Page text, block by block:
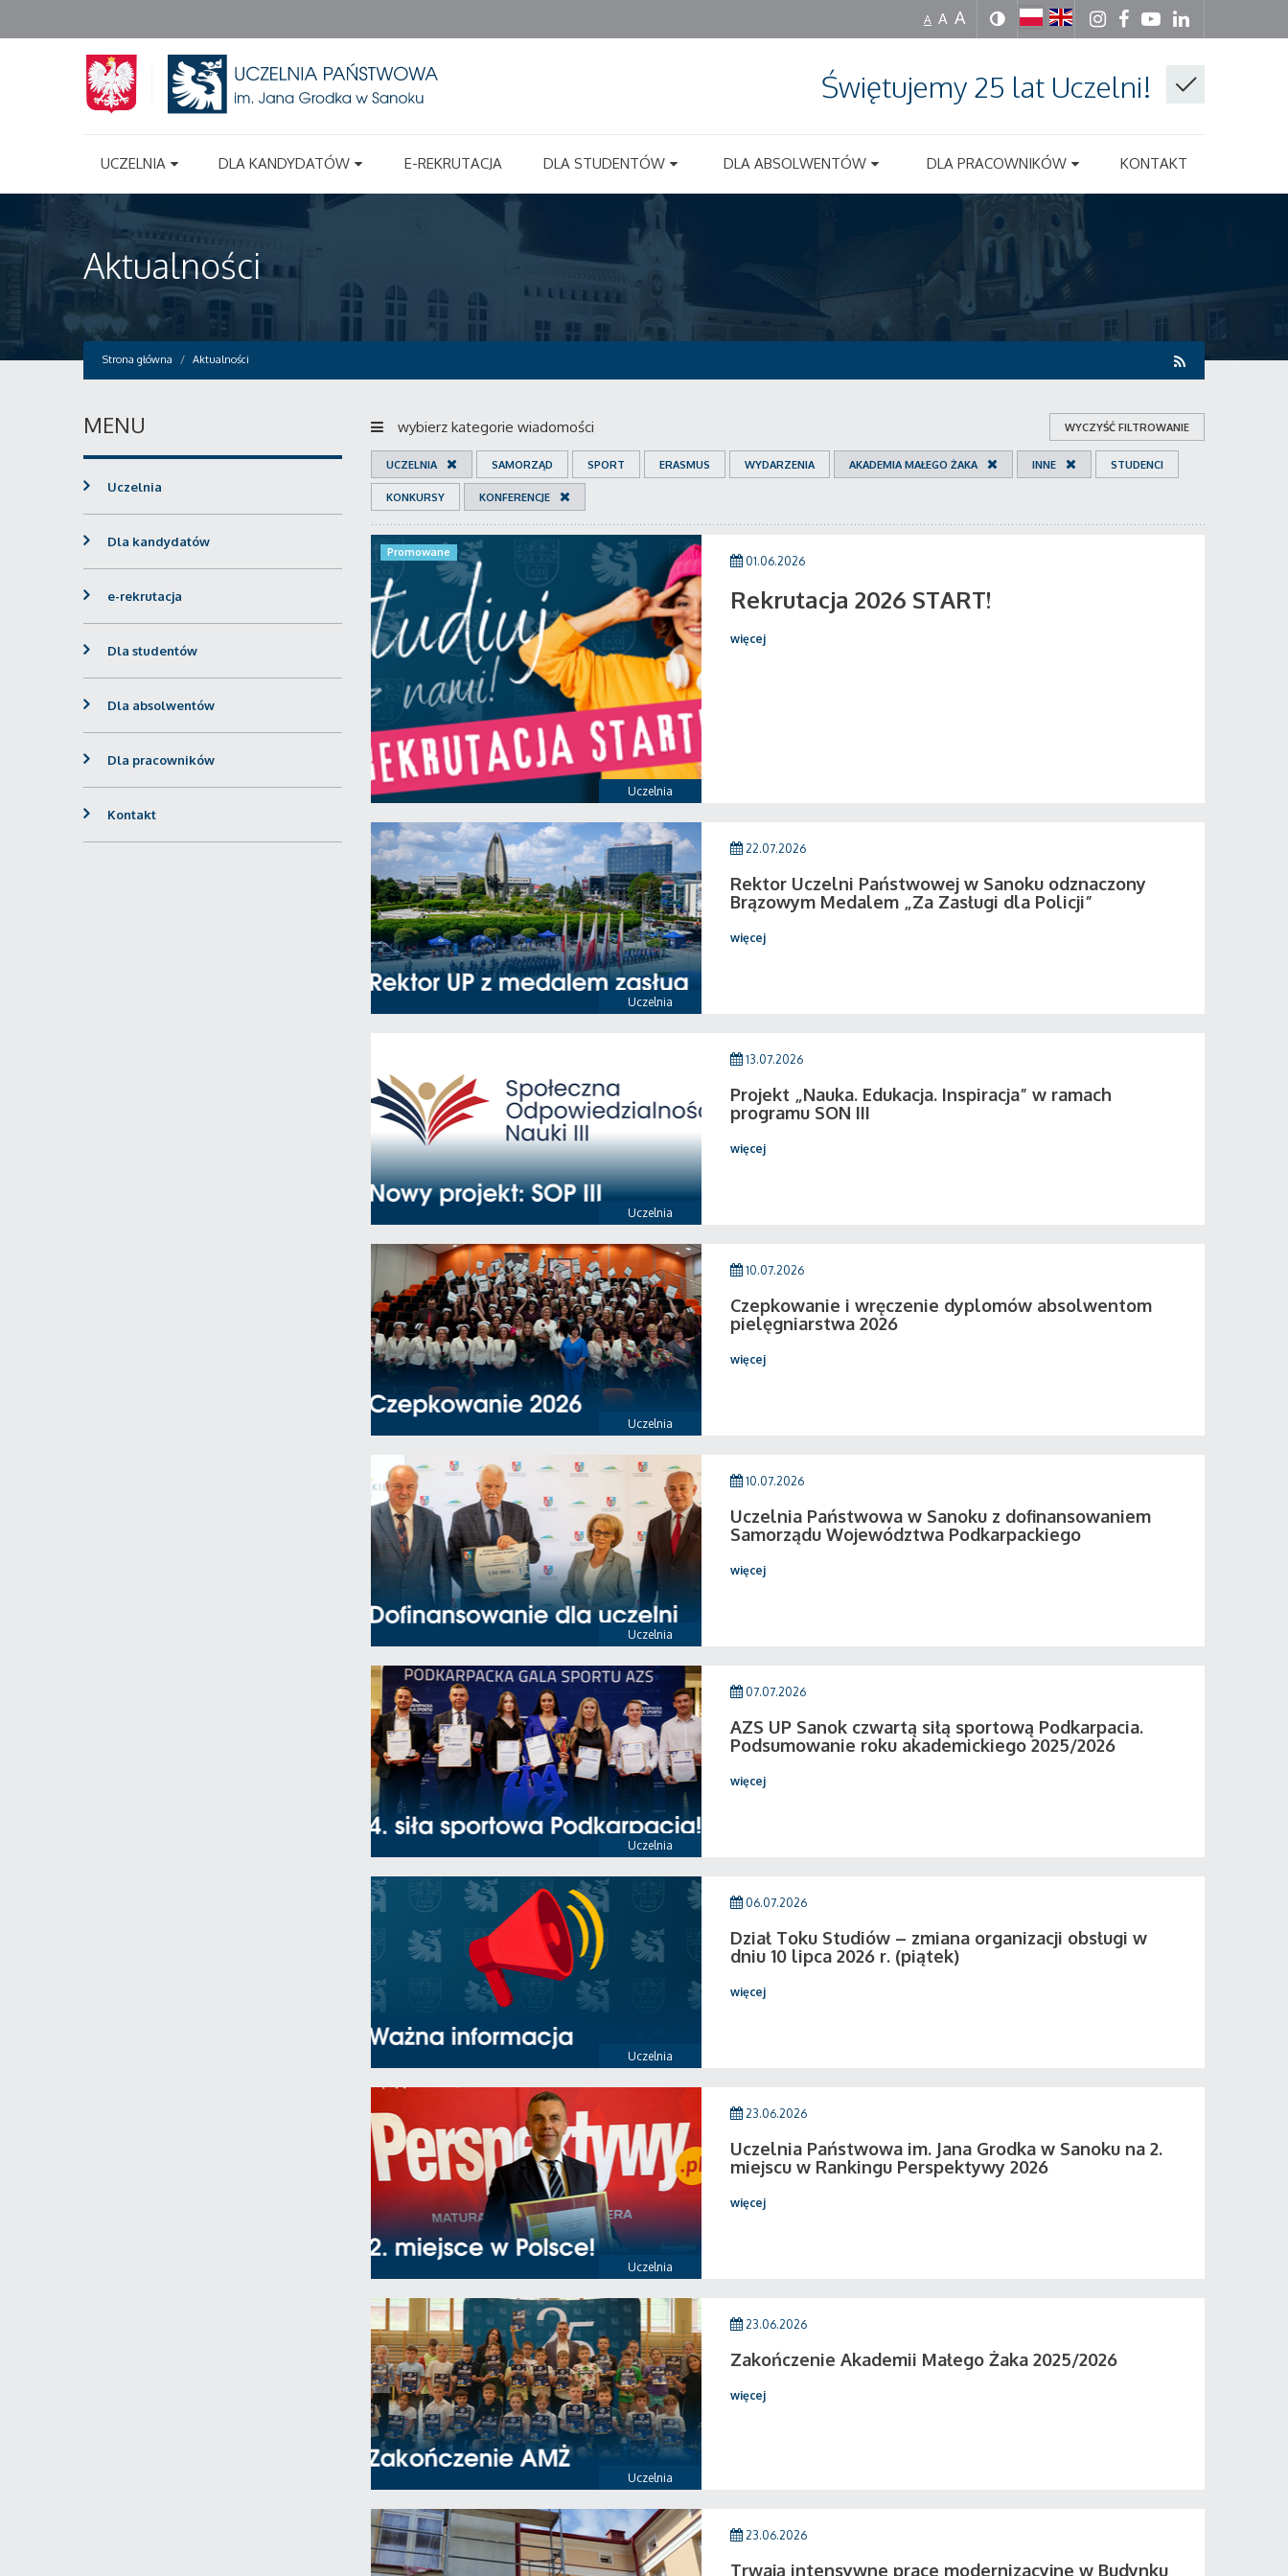
A A A
Świętujemy 25 lat Uczelni!
UCZELNIA DLA KANDYDATÓW E-REKRUTACJA DLA STUDENTÓW DLA ABSOLWENTÓW DLA PRACOWNIKÓW KONTAKT
Aktualności
Strona główna Aktualności
wybierz kategorie wiadomości WYCZYŚĆ FILTROWANIE
UCZELNIA SAMORZĄD SPORT ERASMUS WYDARZENIA AKADEMIA MAŁEGO ŻAKA INNE STUDENCI
KONKURSY KONFERENCJE
Uczelnia
Promowane
01.06.2026
Rekrutacja 2026 START!
więcej
Uczelnia
22.07.2026
Rektor Uczelni Państwowej w Sanoku odznaczony
Brązowym Medalem „Za Zasługi dla Policji”
więcej
Uczelnia
13.07.2026
Projekt „Nauka. Edukacja. Inspiracja” w ramach
programu SON III
więcej
Uczelnia
10.07.2026
Czepkowanie i wręczenie dyplomów absolwentom
pielęgniarstwa 2026
więcej
Uczelnia
10.07.2026
Uczelnia Państwowa w Sanoku z dofinansowaniem
Samorządu Województwa Podkarpackiego
więcej
Uczelnia
07.07.2026
AZS UP Sanok czwartą siłą sportową Podkarpacia.
Podsumowanie roku akademickiego 2025/2026
więcej
Uczelnia
06.07.2026
Dział Toku Studiów – zmiana organizacji obsługi w
dniu 10 lipca 2026 r. (piątek)
więcej
Uczelnia
23.06.2026
Uczelnia Państwowa im. Jana Grodka w Sanoku na 2.
miejscu w Rankingu Perspektywy 2026
więcej
Uczelnia
23.06.2026
Zakończenie Akademii Małego Żaka 2025/2026
więcej
23.06.2026
Trwają intensywne prace modernizacyjne w Budynku
MENU
Uczelnia
Dla kandydatów
e-rekrutacja
Dla studentów
Dla absolwentów
Dla pracowników
Kontakt